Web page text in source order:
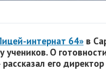
интернат 64» в
учеников. О
его